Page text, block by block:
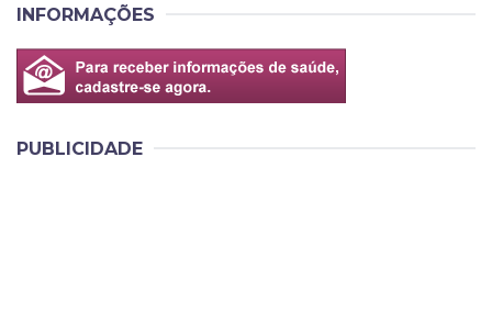
INFORMAÇÕES
PUBLICIDADE